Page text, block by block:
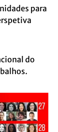
para
do